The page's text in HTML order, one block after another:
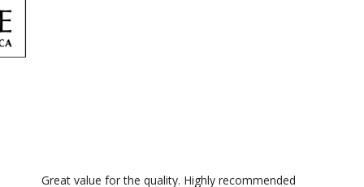
Great value for the quality. Highly recommended